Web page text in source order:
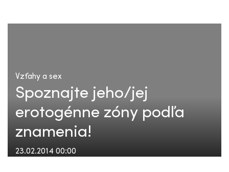
Vzťahy a sex
Spoznajte jeho/jej
erotogénne zóny podľa
znamenia!
23.02.2014 00:00